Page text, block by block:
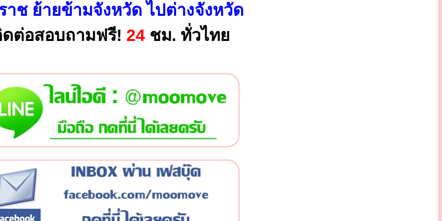
าช ย้ายข้ามจังหวัด ไปต่างจังหวัด
ต่อสอบถามฟรี! 24ชม. ทั่วไทย